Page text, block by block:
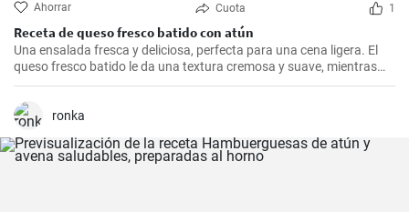
Ahorrar Cuota 1
Receta de queso fresco batido con atún
Una ensalada fresca y deliciosa, perfecta para una cena ligera. El
queso fresco batido le da una textura cremosa y suave, mientras
que el atún le aporta proteínas con el sabor. Suele servirse fría,
acompañada de tostadas o pan integral.
ronka